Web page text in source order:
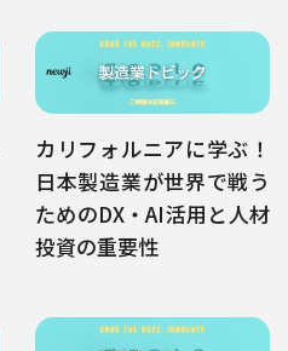
カリフォルニアに学ぶ！
日本製造業が世界で戦う
ためのDX・AI活用と人材
投資の重要性